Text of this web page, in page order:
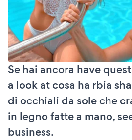
Se hai ancora have
a look at cosa ha rbia
di occhiali da sole che
in legno fatte a mano,
business.